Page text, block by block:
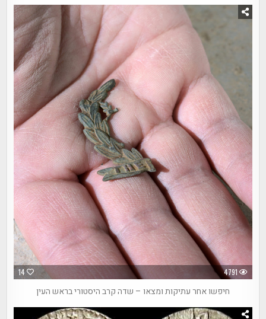
14 4791
חיפשו אחר עתיקות ומצאו – שדה קרב היסטורי בראש העין